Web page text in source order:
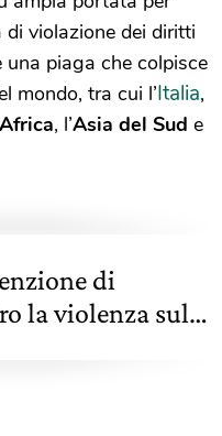
violazione dei diritti
una piaga che colpisce
mondo, tra cui l’Italia,
Africa, l’Asia del Sud e
di
la violenza sulle